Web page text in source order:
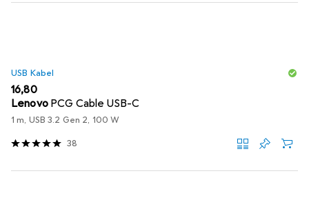
USB Kabel
EUR
16,80
Lenovo PCG Cable USB-C
1 m, USB 3.2 Gen 2, 100 W
38